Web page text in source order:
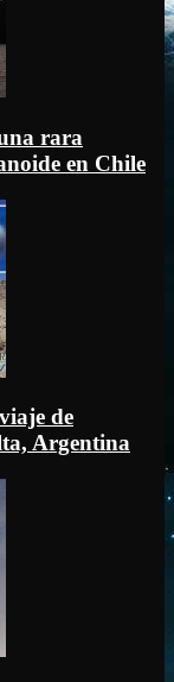
rara
en Chile
de
Argentina